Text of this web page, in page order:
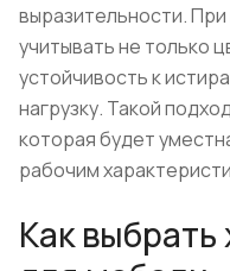
выразительности.
учитывать не только
устойчивость к
нагрузку. Такой
которая будет
рабочим
Как